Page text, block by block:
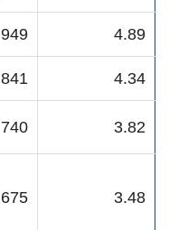
949 4.89
841 4.34
740 3.82
675 3.48